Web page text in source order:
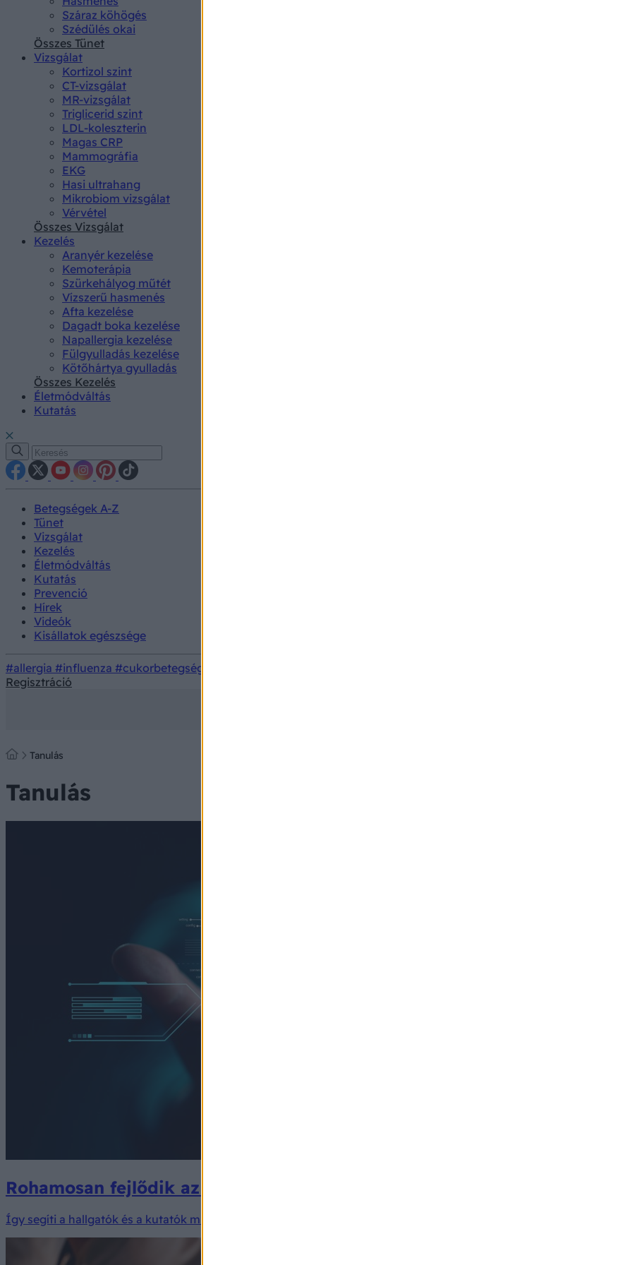
Száraz köhögés
Szédülés okai
Összes Tünet
Vizsgálat
Kortizol szint
CT-vizsgálat
MR-vizsgálat
Triglicerid szint
LDL-koleszterin
Magas CRP
Mammográfia
EKG
Hasi ultrahang
Mikrobiom vizsgálat
Vérvétel
Összes Vizsgálat
Kezelés
Aranyér kezelése
Kemoterápia
Szürkehályog műtét
Vízszerű hasmenés
Afta kezelése
Dagadt boka kezelése
Napallergia kezelése
Fülgyulladás kezelése
Kötőhártya gyulladás
Összes Kezelés
Életmódváltás
Kutatás
Betegségek A-Z
Tünet
Vizsgálat
Kezelés
Életmódváltás
Kutatás
Prevenció
Hírek
Videók
Kisállatok egészsége
#allergia #influenza #cukorbetegség
Regisztráció
Tanulás
Tanulás
Rohamosan fejlődik az MI: egymást figyeli gép és ember - ezt tudjuk a
Így segíti a hallgatók és a kutatók munkáját a mesterséges intelligencia: új tudományos-ismeretterjesztő sorozatot